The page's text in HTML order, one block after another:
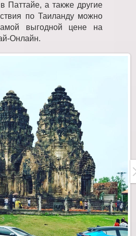
Паттайе, а также другие
по Таиланду можно
выгодной цене на
Онлайн.